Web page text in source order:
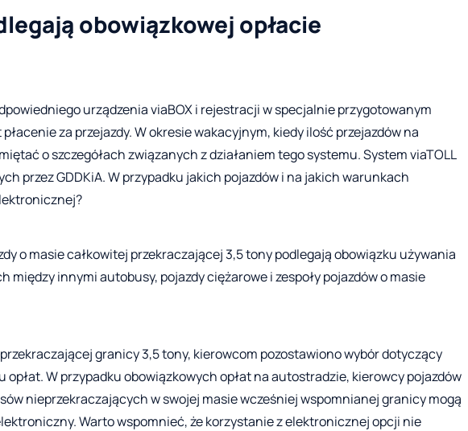
obowiązkowej opłacie
urządzenia viaBOX i rejestracji w specjalnie przygotowanym
za przejazdy. W okresie wakacyjnym, kiedy ilość przejazdów na
o szczegółach związanych z działaniem tego systemu. System viaTOLL
przez GDDKiA. W przypadku jakich pojazdów i na jakich warunkach
o masie całkowitej przekraczającej 3,5 tony podlegają obowiązku używania
między innymi autobusy, pojazdy ciężarowe i zespoły pojazdów o masie
granicy 3,5 tony, kierowcom pozostawiono wybór dotyczący
W przypadku obowiązkowych opłat na autostradzie, kierowcy pojazdów
nieprzekraczających w swojej masie wcześniej wspomnianej granicy mogą
Warto wspomnieć, że korzystanie z elektronicznej opcji nie